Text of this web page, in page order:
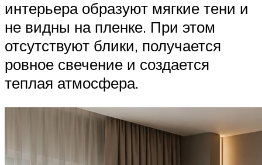
интерьера образуют мягкие тени и
не видны на пленке. При этом
отсутствуют блики, получается
ровное свечение и создается
теплая атмосфера.